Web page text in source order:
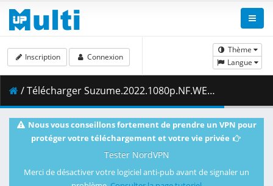
Thème
Langue
Inscription Connexion
/ Télécharger Suzume.2022.1080p.NF.WEB-DL.DDP5.1.H.264-ZigZag.mkv.009 ( 489.85 MB )
Nous vous conseillons fortement de prendre un VPN pour
protéger votre téléchargement et votre vie privée
Tester NordVPN
Merci de désactiver votre logiciel anti-pub avant de signaler un